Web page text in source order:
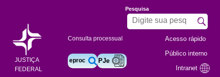
JUSTIÇA
FEDERAL
Consulta processual
eproc PJe
Pesquisa
Acesso rápido
Público interno
Intranet